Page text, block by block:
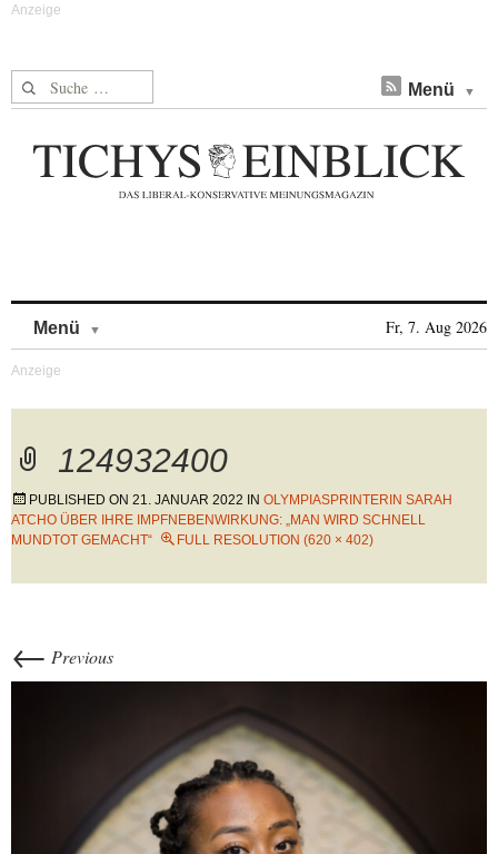
Suche nach: Menü
Menü Fr, 7. Aug 2026
124932400
PUBLISHED ON 21. JANUAR 2022 IN OLYMPIASPRINTERIN SARAH
ATCHO ÜBER IHRE IMPFNEBENWIRKUNG: „MAN WIRD SCHNELL
MUNDTOT GEMACHT“
FULL RESOLUTION (620 × 402)
← Previous